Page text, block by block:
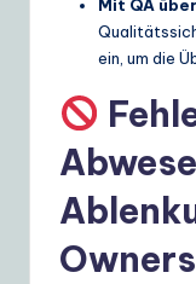
Mit QA
ein, um die
Owners